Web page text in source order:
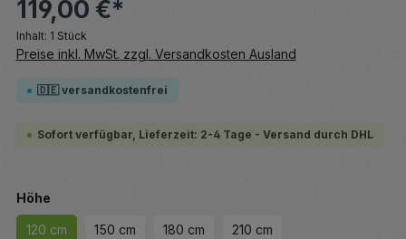
119,00 €*
Inhalt: 1 Stück
Preise inkl. MwSt. zzgl. Versandkosten Ausland
🇩🇪 versandkostenfrei
Sofort verfügbar, Lieferzeit: 2-4 Tage - Versand durch DHL
Höheauswählen
120 cm 150 cm 180 cm 210 cm